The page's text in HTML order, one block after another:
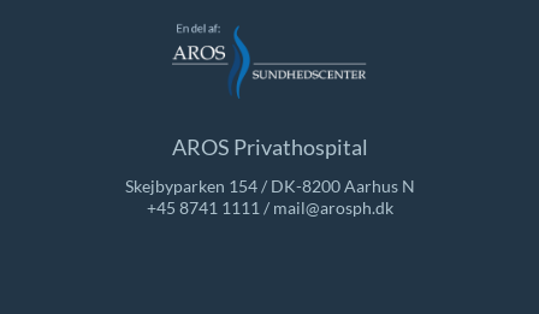
AROS Privathospital
Skejbyparken 154 / DK-8200 Aarhus N
+45 8741 1111 / mail@arosph.dk